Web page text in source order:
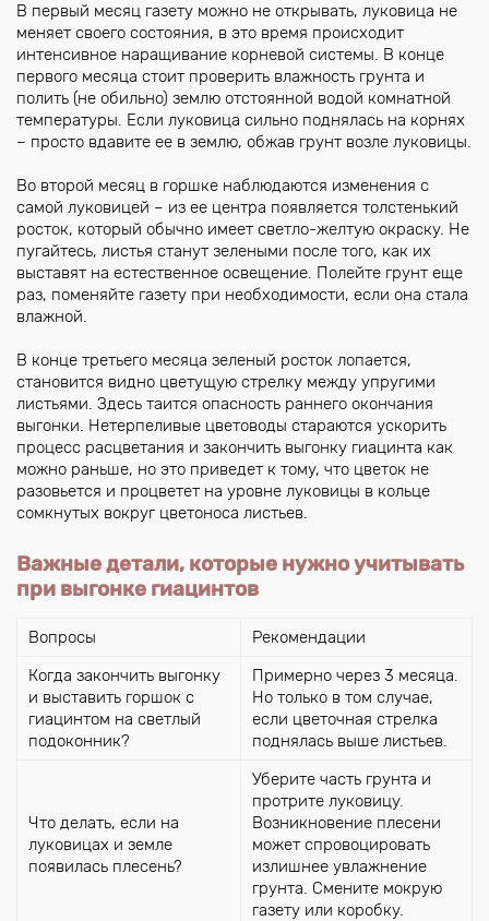
В первый месяц газету можно не открывать, луковица не
меняет своего состояния, в это время происходит
интенсивное наращивание корневой системы. В конце
первого месяца стоит проверить влажность грунта и
полить (не обильно) землю отстоянной водой комнатной
температуры. Если луковица сильно поднялась на корнях
– просто вдавите ее в землю, обжав грунт возле луковицы.
Во второй месяц в горшке наблюдаются изменения с
самой луковицей – из ее центра появляется толстенький
росток, который обычно имеет светло-желтую окраску. Не
пугайтесь, листья станут зелеными после того, как их
выставят на естественное освещение. Полейте грунт еще
раз, поменяйте газету при необходимости, если она стала
влажной.
В конце третьего месяца зеленый росток лопается,
становится видно цветущую стрелку между упругими
листьями. Здесь таится опасность раннего окончания
выгонки. Нетерпеливые цветоводы стараются ускорить
процесс расцветания и закончить выгонку гиацинта как
можно раньше, но это приведет к тому, что цветок не
разовьется и процветет на уровне луковицы в кольце
сомкнутых вокруг цветоноса листьев.
Важные детали, которые нужно учитывать
при выгонке гиацинтов
Вопросы
Рекомендации
Когда закончить выгонку
и выставить горшок с
гиацинтом на светлый
подоконник?
Примерно через 3 месяца.
Но только в том случае,
если цветочная стрелка
поднялась выше листьев.
Что делать, если на
луковицах и земле
появилась плесень?
Уберите часть грунта и
протрите луковицу.
Возникновение плесени
может спровоцировать
излишнее увлажнение
грунта. Смените мокрую
газету или коробку.